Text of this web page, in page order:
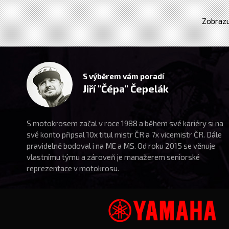
S výběrem vám poradí
Jiří "Čépa" Čepelák
S motokrosem začal v roce 1988 a během své kariéry si na
své konto připsal 10x titul mistr ČR a 7x vicemistr ČR. Dále
pravidelně bodoval i na ME a MS. Od roku 2015 se věnuje
vlastnímu týmu a zároveň je manažerem seniorské
reprezentace v motokrosu.